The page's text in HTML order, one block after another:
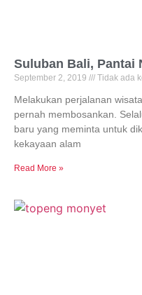
Suluban Bali, Pantai
September 2, 2019 Tidak ada
Melakukan perjalanan
pernah membosankan.
baru yang meminta untuk
kekayaan alam
Read More »